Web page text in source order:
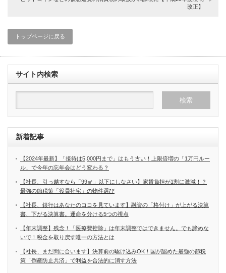
改正】
トップページに戻る
サイト内検索
新着記事
【2024年最新】「接待は5,000円まで」はもう古い！上限倍増の「1万円ルー
ル」で今年の忘年会はどう変わる？
【社長、引っ越すなら「99㎡」以下にしなさい】家賃負担が1割に激減！？
最強の節税策「役員社宅」の物件選び
【社長、銀行はあなたのココを見ています】融資の「格付け」が上がる決算
書、下がる決算書。運命を分ける5つの視点
【年末調整】残念！「医療費控除」は年末調整ではできません。でも諦めな
いで！税金を取り戻す唯一の方法とは
【社長、まだ間に合います】決算前の駆け込みOK！国が認めた最強の節税
策「倒産防止共済」で利益を合法的に消す方法